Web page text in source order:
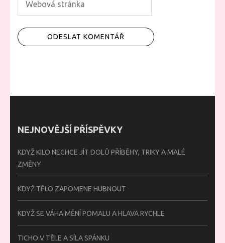
NEJNOVĚJŠÍ PŘÍSPĚVKY
KDYŽ KILO NECHCE JÍT DOLŮ PŘÍBĚHY, TRIKY A MALÉ
ZMĚNY
KDYŽ TĚLO ZAPOMENE HUBNOUT
KDYŽ SE VÁHA MĚNÍ POMALU A HLAVA RYCHLE
TICHO V TĚLE A SÍLA SPÁNKU